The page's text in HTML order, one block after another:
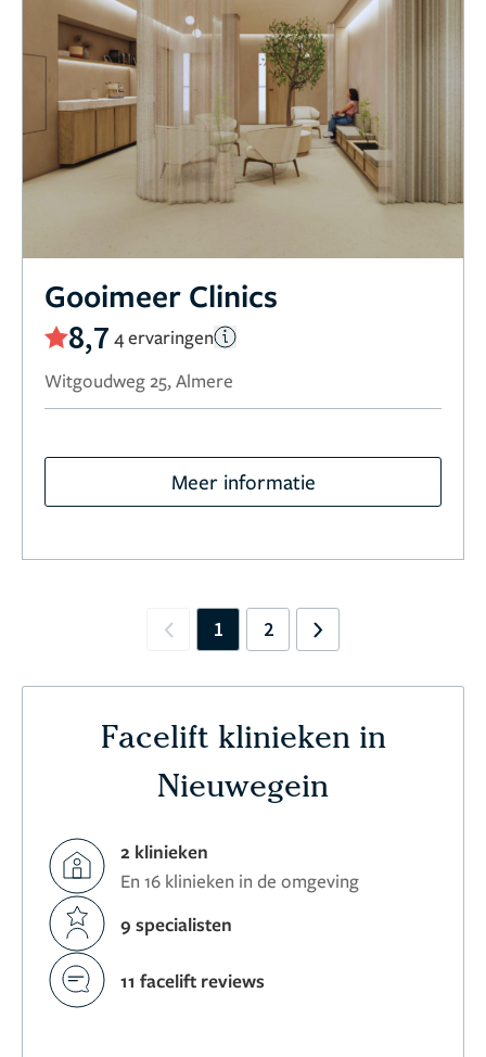
Gooimeer Clinics
8,7 4 ervaringen
Witgoudweg 25, Almere
Meer informatie
Previous
1 2 Next
Facelift klinieken in
Nieuwegein
2 klinieken
En 16 klinieken in de omgeving
9 specialisten
11 facelift reviews